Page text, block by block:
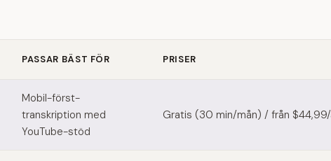
PASSAR BÄST FÖR PRISER
Mobil-först-
transkription med
YouTube-stöd
Gratis (30 min/mån) / från